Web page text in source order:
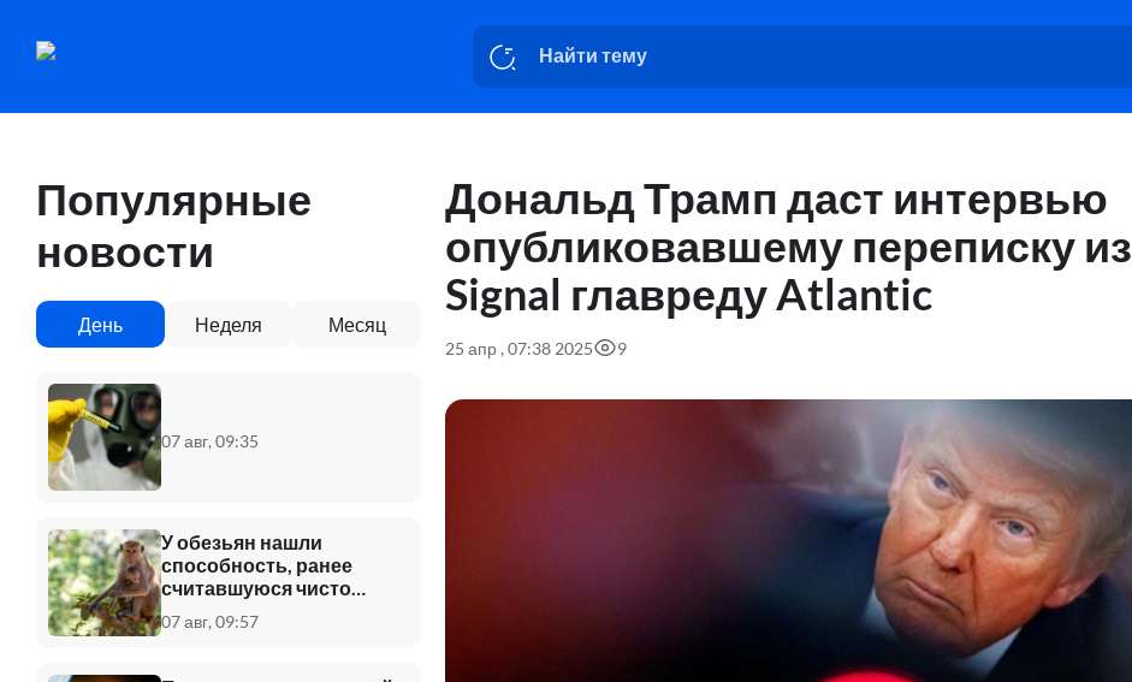
Популярные
новости
День Неделя Месяц
07 авг, 09:35
У обезьян нашли
способность, ранее
считавшуюся чисто
человеческой
07 авг, 09:57
Дональд Трамп даст интервью
опубликовавшему переписку из
Signal главреду Atlantic
25 апр , 07:38 2025 9